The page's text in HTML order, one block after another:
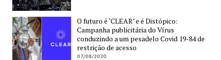
O futuro é ‘CLEAR’ e é Distópico:
Campanha publicitária do Vírus
conduzindo a um pesadelo Covid 19-84 de
restrição de acesso
07/08/2020